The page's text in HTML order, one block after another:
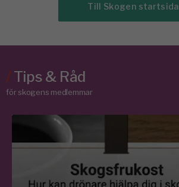
Till Skogen startsida
/Tips & Råd
för skogens medlemmar